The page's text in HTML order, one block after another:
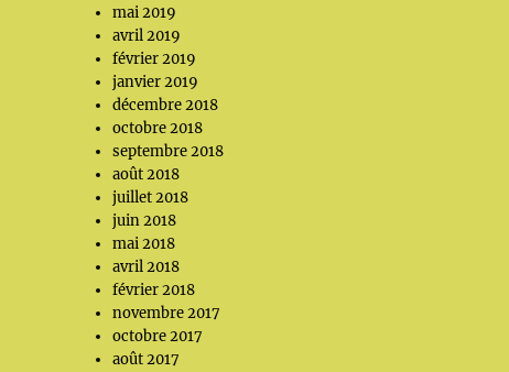
mai 2019
avril 2019
février 2019
janvier 2019
décembre 2018
octobre 2018
septembre 2018
août 2018
juillet 2018
juin 2018
mai 2018
avril 2018
février 2018
novembre 2017
octobre 2017
août 2017